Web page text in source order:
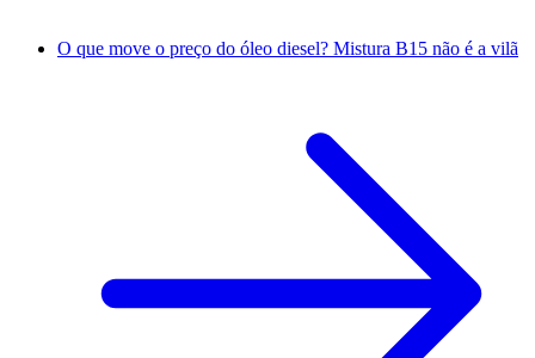
O que move o preço do óleo diesel? Mistura B15 não é a vilã